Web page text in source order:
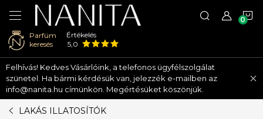
Ugrás
fő
tartalomhoz
Parfüm
keresés
Értékelés
5,0
Felhívás! Kedves Vásárlóink, a telefonos ügyfélszolgálat
szünetel. Ha bármi kérdésük van, jelezzék e-mailben az
info@nanita.hu címünkön. Megértésüket köszönjük.
LAKÁS ILLATOSÍTÓK